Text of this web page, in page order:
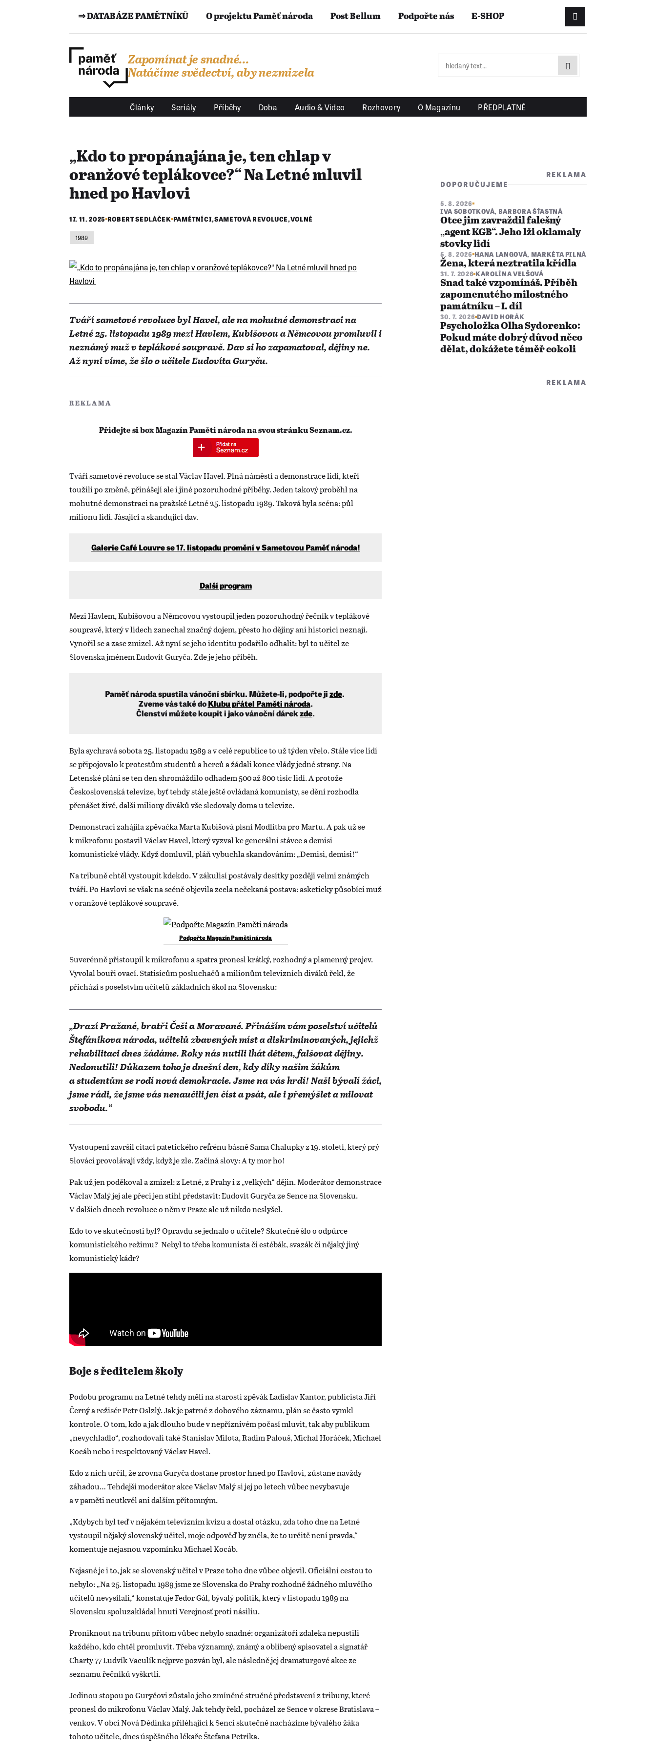
⇒ DATABÁZE PAMĚTNÍKŮ O projektu Paměť národa Post Bellum Podpořte nás E-SHOP
Přihlášení/
Zapomínat je snadné...
Natáčíme svědectví, aby nezmizela
Články Seriály Příběhy Doba Audio & Video Rozhovory O Magazínu PŘEDPLATNÉ
„Kdo to propánajána je, ten chlap v
oranžové teplákovce?“ Na Letné mluvil
hned po Havlovi
17. 11. 2025 ROBERT SEDLÁČEK PAMĚTNÍCI,SAMETOVÁ REVOLUCE,VOLNÉ
1989
Tváří sametové revoluce byl Havel, ale na mohutné demonstraci na
Letné 25. listopadu 1989 mezi Havlem, Kubišovou a Němcovou promluvil i
neznámý muž v teplákové soupravě. Dav si ho zapamatoval, dějiny ne.
Až nyní víme, že šlo o učitele Ľudovíta Guryču.
REKLAMA
Přidejte si box Magazín Paměti národa na svou stránku Seznam.cz.
Tváří sametové revoluce se stal Václav Havel. Plná náměstí a demonstrace lidí, kteří
toužili po změně, přinášejí ale i jiné pozoruhodné příběhy. Jeden takový proběhl na
mohutné demonstraci na pražské Letné 25. listopadu 1989. Taková byla scéna: půl
milionu lidí. Jásající a skandující dav.
Galerie Café Louvre se 17. listopadu promění v Sametovou Paměť národa!
Další program
Mezi Havlem, Kubišovou a Němcovou vystoupil jeden pozoruhodný řečník v teplákové
soupravě, který v lidech zanechal značný dojem, přesto ho dějiny ani historici neznají.
Vynořil se a zase zmizel. Až nyní se jeho identitu podařilo odhalit: byl to učitel ze
Slovenska jménem Ľudovít Guryča. Zde je jeho příběh.
Paměť národa spustila vánoční sbírku. Můžete-li, podpořte jizde.
Zveme vás také doKlubu přátel Paměti národa.
Členství můžete koupit i jako vánoční dárekzde.
Byla sychravá sobota 25. listopadu 1989 a v celé republice to už týden vřelo. Stále více lidí
se připojovalo k protestům studentů a herců a žádali konec vlády jedné strany. Na
Letenské pláni se ten den shromáždilo odhadem 500 až 800 tisíc lidí. A protože
Československá televize, byť tehdy stále ještě ovládaná komunisty, se dění rozhodla
přenášet živě, další miliony diváků vše sledovaly doma u televize.
Demonstraci zahájila zpěvačka Marta Kubišová písní Modlitba pro Martu. A pak už se
k mikrofonu postavil Václav Havel, který vyzval ke generální stávce a demisi
komunistické vlády. Když domluvil, pláň vybuchla skandováním: „Demisi, demisi!“
Na tribuně chtěl vystoupit kdekdo. V zákulisí postávaly desítky později velmi známých
tváří. Po Havlovi se však na scéně objevila zcela nečekaná postava: asketicky působící muž
v oranžové teplákové soupravě.
Podpořte Magazín Paměti národa
Suverénně přistoupil k mikrofonu a spatra pronesl krátký, rozhodný a plamenný projev.
Vyvolal bouři ovací. Statisícům posluchačů a milionům televizních diváků řekl, že
přichází s poselstvím učitelů základních škol na Slovensku:
„Drazí Pražané, bratři Češi a Moravané. Přináším vám poselství učitelů
Štefánikova národa, učitelů zbavených míst a diskriminovaných, jejichž
rehabilitaci dnes žádáme. Roky nás nutili lhát dětem, falšovat dějiny.
Nedonutili! Důkazem toho je dnešní den, kdy díky našim žákům
a studentům se rodí nová demokracie. Jsme na vás hrdí! Naši bývalí žáci,
jsme rádi, že jsme vás nenaučili jen číst a psát, ale i přemýšlet a milovat
svobodu.“
Vystoupení završil citací patetického refrénu básně Sama Chalupky z 19. století, který prý
Slováci provolávají vždy, když je zle. Začíná slovy: A ty mor ho!
Pak už jen poděkoval a zmizel: z Letné, z Prahy i z „velkých“ dějin. Moderátor demonstrace
Václav Malý jej ale přeci jen stihl představit: Ľudovít Guryča ze Sence na Slovensku.
V dalších dnech revoluce o něm v Praze ale už nikdo neslyšel.
Kdo to ve skutečnosti byl? Opravdu se jednalo o učitele? Skutečně šlo o odpůrce
komunistického režimu? Nebyl to třeba komunista či estébák, svazák či nějaký jiný
komunistický kádr?
Boje s ředitelem školy
Podobu programu na Letné tehdy měli na starosti zpěvák Ladislav Kantor, publicista Jiří
Černý a režisér Petr Oslzlý. Jak je patrné z dobového záznamu, plán se často vymkl
kontrole. O tom, kdo a jak dlouho bude v nepříznivém počasí mluvit, tak aby publikum
„nevychladlo“, rozhodovali také Stanislav Milota, Radim Palouš, Michal Horáček, Michael
Kocáb nebo i respektovaný Václav Havel.
Kdo z nich určil, že zrovna Guryča dostane prostor hned po Havlovi, zůstane navždy
záhadou… Tehdejší moderátor akce Václav Malý si jej po letech vůbec nevybavuje
a v paměti neutkvěl ani dalším přítomným.
„Kdybych byl teď v nějakém televizním kvízu a dostal otázku, zda toho dne na Letné
vystoupil nějaký slovenský učitel, moje odpověď by zněla, že to určitě není pravda,“
komentuje nejasnou vzpomínku Michael Kocáb.
Nejasné je i to, jak se slovenský učitel v Praze toho dne vůbec objevil. Oficiální cestou to
nebylo: „Na 25. listopadu 1989 jsme ze Slovenska do Prahy rozhodně žádného mluvčího
učitelů nevysílali,“ konstatuje Fedor Gál, bývalý politik, který v listopadu 1989 na
Slovensku spoluzakládal hnutí Verejnosť proti násiliu.
Proniknout na tribunu přitom vůbec nebylo snadné: organizátoři zdaleka nepustili
každého, kdo chtěl promluvit. Třeba významný, známý a oblíbený spisovatel a signatář
Charty 77 Ludvík Vaculík nejprve pozván byl, ale následně jej dramaturgové akce ze
seznamu řečníků vyškrtli.
Jedinou stopou po Guryčovi zůstalo jeho zmíněné stručné představení z tribuny, které
pronesl do mikrofonu Václav Malý. Jak tehdy řekl, pocházel ze Sence v okrese Bratislava –
venkov. V obci Nová Dědinka přiléhající k Senci skutečně nacházíme bývalého žáka
tohoto učitele, dnes úspěšného lékaře Štefana Petríka.
REKLAMA
DOPORUČUJEME
5. 8. 2026
IVA SOBOTKOVÁ, BARBORA ŠŤASTNÁ
Otce jim zavraždil falešný
„agent KGB“. Jeho lži oklamaly
stovky lidí
5. 8. 2026 HANA LANGOVÁ, MARKÉTA PILNÁ
Žena, která neztratila křídla
31. 7. 2026 KAROLÍNA VELŠOVÁ
Snad také vzpomínáš. Příběh
zapomenutého milostného
památníku – I. díl
30. 7. 2026 DAVID HORÁK
Psycholožka Olha Sydorenko:
Pokud máte dobrý důvod něco
dělat, dokážete téměř cokoli
REKLAMA